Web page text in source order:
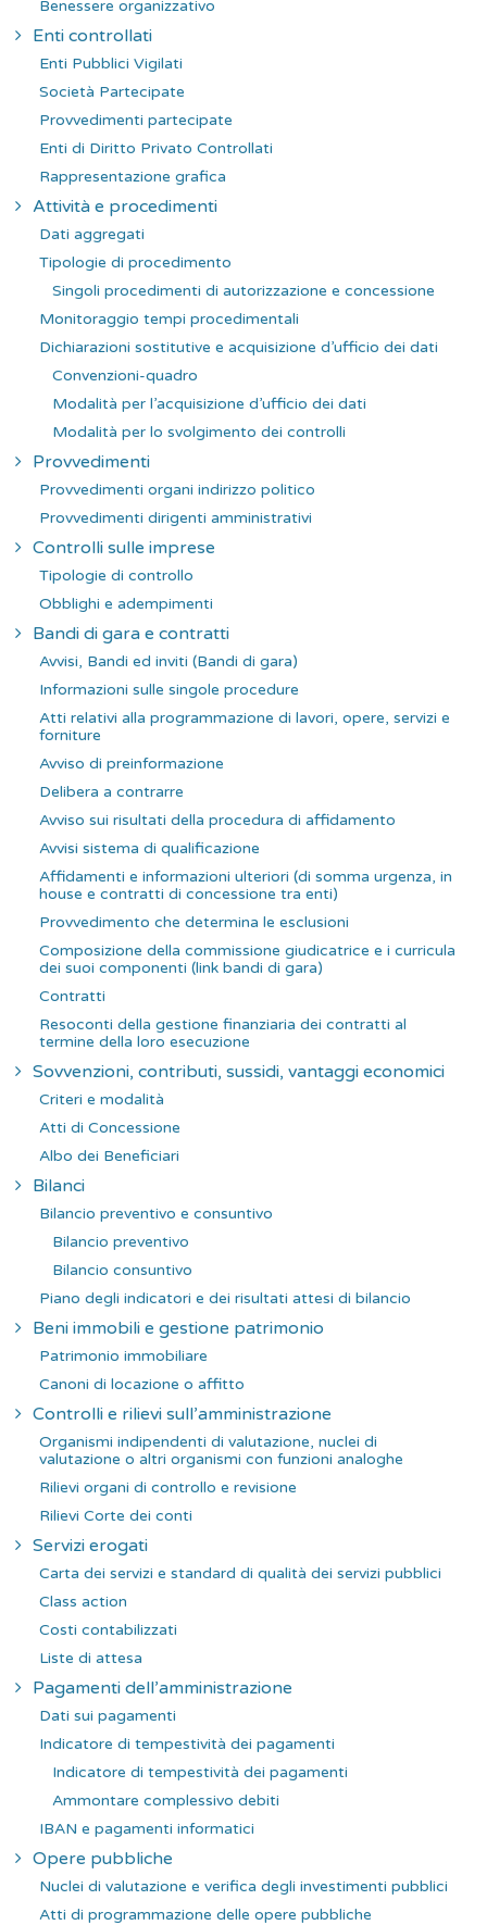
Benessere organizzativo
Enti controllati
Enti Pubblici Vigilati
Società Partecipate
Provvedimenti partecipate
Enti di Diritto Privato Controllati
Rappresentazione grafica
Attività e procedimenti
Dati aggregati
Tipologie di procedimento
Singoli procedimenti di autorizzazione e concessione
Monitoraggio tempi procedimentali
Dichiarazioni sostitutive e acquisizione d’ufficio dei dati
Convenzioni-quadro
Modalità per l’acquisizione d’ufficio dei dati
Modalità per lo svolgimento dei controlli
Provvedimenti
Provvedimenti organi indirizzo politico
Provvedimenti dirigenti amministrativi
Controlli sulle imprese
Tipologie di controllo
Obblighi e adempimenti
Bandi di gara e contratti
Avvisi, Bandi ed inviti (Bandi di gara)
Informazioni sulle singole procedure
Atti relativi alla programmazione di lavori, opere, servizi e
forniture
Avviso di preinformazione
Delibera a contrarre
Avviso sui risultati della procedura di affidamento
Avvisi sistema di qualificazione
Affidamenti e informazioni ulteriori (di somma urgenza, in
house e contratti di concessione tra enti)
Provvedimento che determina le esclusioni
Composizione della commissione giudicatrice e i curricula
dei suoi componenti (link bandi di gara)
Contratti
Resoconti della gestione finanziaria dei contratti al
termine della loro esecuzione
Sovvenzioni, contributi, sussidi, vantaggi economici
Criteri e modalità
Atti di Concessione
Albo dei Beneficiari
Bilanci
Bilancio preventivo e consuntivo
Bilancio preventivo
Bilancio consuntivo
Piano degli indicatori e dei risultati attesi di bilancio
Beni immobili e gestione patrimonio
Patrimonio immobiliare
Canoni di locazione o affitto
Controlli e rilievi sull’amministrazione
Organismi indipendenti di valutazione, nuclei di
valutazione o altri organismi con funzioni analoghe
Rilievi organi di controllo e revisione
Rilievi Corte dei conti
Servizi erogati
Carta dei servizi e standard di qualità dei servizi pubblici
Class action
Costi contabilizzati
Liste di attesa
Pagamenti dell’amministrazione
Dati sui pagamenti
Indicatore di tempestività dei pagamenti
Indicatore di tempestività dei pagamenti
Ammontare complessivo debiti
IBAN e pagamenti informatici
Opere pubbliche
Nuclei di valutazione e verifica degli investimenti pubblici
Atti di programmazione delle opere pubbliche